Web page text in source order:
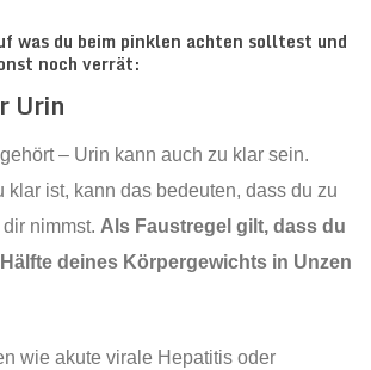
was du beim pinklen achten solltest und
noch verrät:
Urin
– Urin kann auch zu klar sein.
klar ist, kann das bedeuten, dass du zu
nimmst. Als Faustregel gilt, dass du
deines Körpergewichts in Unzen
wie akute virale Hepatitis oder